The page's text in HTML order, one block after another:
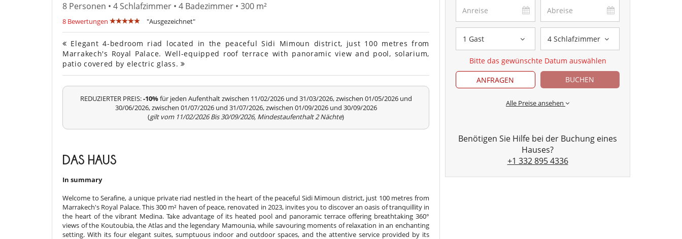
8 Personen • 4 Schlafzimmer • 4 Badezimmer • 300 m²
8 Bewertungen "Ausgezeichnet"
Elegant 4-bedroom riad located in the peaceful Sidi Mimoun district, just 100 metres from
Marrakech's Royal Palace. Well-equipped roof terrace with panoramic view and pool, solarium,
patio covered by electric glass.
REDUZIERTER PREIS:-10%für jeden Aufenthalt zwischen 11/02/2026 und 31/03/2026, zwischen 01/05/2026 und
30/06/2026, zwischen 01/07/2026 und 31/07/2026, zwischen 01/09/2026 und 30/09/2026
(gilt vom 11/02/2026 Bis 30/09/2026, Mindestaufenthalt 2 Nächte)
DAS HAUS
In summary
Welcome to Serafine, a unique private riad nestled in the heart of the peaceful Sidi Mimoun district, just 100 metres from
Marrakech's Royal Palace. This 300 m² haven of peace, renovated in 2023, invites you to discover an oasis of tranquillity in
the heart of the vibrant Medina. Take advantage of its heated pool and panoramic terrace offering breathtaking 360°
views of the Koutoubia, the Atlas and the legendary Mamounia, while savouring moments of relaxation in an enchanting
setting. With its four elegant suites, sumptuous indoor and outdoor spaces, and the attentive service provided by its
1 Gast 4 Schlafzimmer
Bitte das gewünschte Datum auswählen
ANFRAGEN
BUCHEN
Alle Preise ansehen
Benötigen Sie Hilfe bei der Buchung eines
Hauses?
+1 332 895 4336